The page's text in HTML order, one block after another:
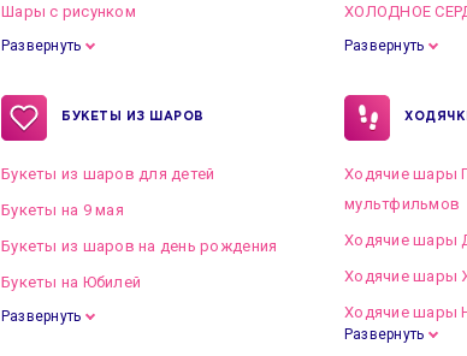
Шары с рисунком
Развернуть
ХОЛОДНОЕ
Развернуть
БУКЕТЫ ИЗ ШАРОВ
Букеты из шаров для детей
Букеты на 9 мая
Букеты из шаров на день рождения
Букеты на Юбилей
Развернуть
Ходячие шары
мультфильмов
Ходячие шары
Ходячие шары
Ходячие шары
Развернуть